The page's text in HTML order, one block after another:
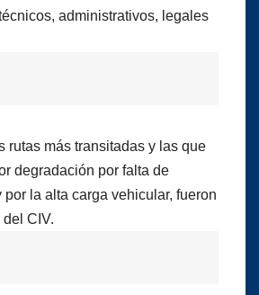
administrativos, legales
rutas más transitadas y las que
degradación por falta de
por la alta carga vehicular, fueron
CIV.